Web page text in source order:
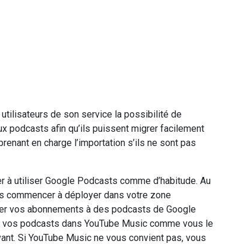
de son service la possibilité de
podcasts afin qu’ils puissent migrer facilement
en charge l’importation s’ils ne sont pas
à utiliser Google Podcasts comme d’habitude. Au
commencer à déployer dans votre zone
vos abonnements à des podcasts de Google
podcasts dans YouTube Music comme vous le
Si YouTube Music ne vous convient pas, vous